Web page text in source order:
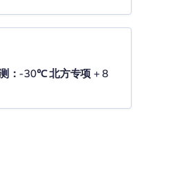
：-30℃ 北方专项 + 8